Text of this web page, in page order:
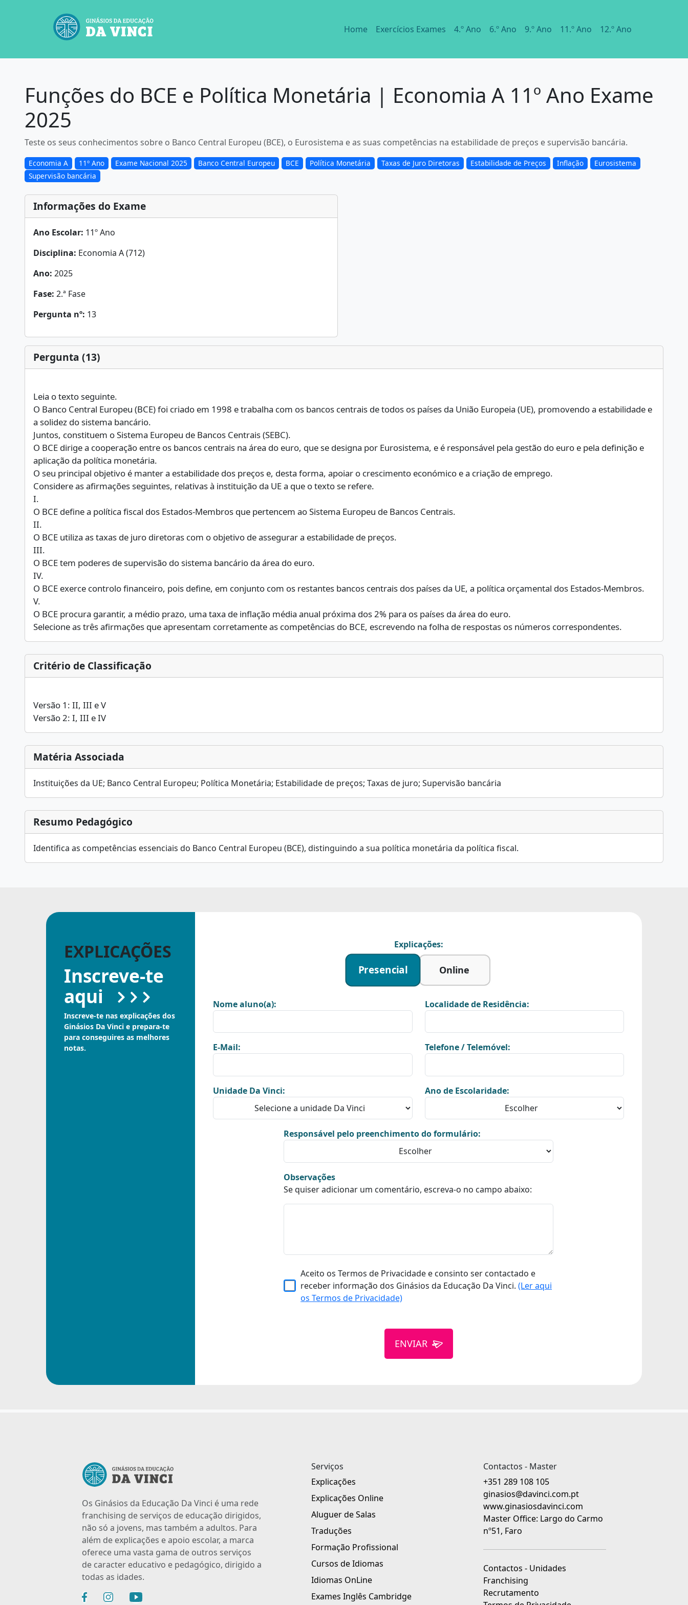
Home Exercícios Exames 4.º Ano 6.º Ano 9.º Ano 11.º Ano 12.º Ano
Funções do BCE e Política Monetária | Economia A 11º Ano Exame
2025
Teste os seus conhecimentos sobre o Banco Central Europeu (BCE), o Eurosistema e as suas competências na estabilidade de preços e supervisão bancária.
Economia A 11º Ano Exame Nacional 2025 Banco Central Europeu BCE Política Monetária Taxas de Juro Diretoras Estabilidade de Preços Inflação
Eurosistema
Supervisão bancária
Informações do Exame
Ano Escolar: 11º Ano
Disciplina: Economia A (712)
Ano: 2025
Fase: 2.ª Fase
Pergunta nº: 13
Pergunta (13)
Leia o texto seguinte.
O Banco Central Europeu (BCE) foi criado em 1998 e trabalha com os bancos centrais de todos os países da União Europeia (UE), promovendo a estabilidade e
a solidez do sistema bancário.
Juntos, constituem o Sistema Europeu de Bancos Centrais (SEBC).
O BCE dirige a cooperação entre os bancos centrais na área do euro, que se designa por Eurosistema, e é responsável pela gestão do euro e pela definição e
aplicação da política monetária.
O seu principal objetivo é manter a estabilidade dos preços e, desta forma, apoiar o crescimento económico e a criação de emprego.
Considere as afirmações seguintes, relativas à instituição da UE a que o texto se refere.
I.
O BCE define a política fiscal dos Estados-Membros que pertencem ao Sistema Europeu de Bancos Centrais.
II.
O BCE utiliza as taxas de juro diretoras com o objetivo de assegurar a estabilidade de preços.
III.
O BCE tem poderes de supervisão do sistema bancário da área do euro.
IV.
O BCE exerce controlo financeiro, pois define, em conjunto com os restantes bancos centrais dos países da UE, a política orçamental dos Estados-Membros.
V.
O BCE procura garantir, a médio prazo, uma taxa de inflação média anual próxima dos 2% para os países da área do euro.
Selecione as três afirmações que apresentam corretamente as competências do BCE, escrevendo na folha de respostas os números correspondentes.
Critério de Classificação
Versão 1: II, III e V
Versão 2: I, III e IV
Matéria Associada
Instituições da UE; Banco Central Europeu; Política Monetária; Estabilidade de preços; Taxas de juro; Supervisão bancária
Resumo Pedagógico
Identifica as competências essenciais do Banco Central Europeu (BCE), distinguindo a sua política monetária da política fiscal.
EXPLICAÇÕES
Inscreve-te
aqui
Inscreve-te nas explicações dos
Ginásios Da Vinci e prepara-te
para conseguires as melhores
notas.
Explicações:
Presencial Online
Nome aluno(a): Localidade de Residência:
E-Mail: Telefone / Telemóvel:
Unidade Da Vinci: Ano de Escolaridade:
Responsável pelo preenchimento do formulário:
Observações
Se quiser adicionar um comentário, escreva-o no campo abaixo:
Aceito os Termos de Privacidade e consinto ser contactado e
receber informação dos Ginásios da Educação Da Vinci.(Ler aqui
os Termos de Privacidade)
ENVIAR
Os Ginásios da Educação Da Vinci é uma rede
franchising de serviços de educação dirigidos,
não só a jovens, mas também a adultos. Para
além de explicações e apoio escolar, a marca
oferece uma vasta gama de outros serviços
de caracter educativo e pedagógico, dirigido a
todas as idades.
Serviços
Explicações
Explicações Online
Aluguer de Salas
Traduções
Formação Profissional
Cursos de Idiomas
Idiomas OnLine
Exames Inglês Cambridge
Contactos - Master
+351 289 108 105
ginasios@davinci.com.pt
www.ginasiosdavinci.com
Master Office: Largo do Carmo
nº51, Faro
Contactos - Unidades
Franchising
Recrutamento